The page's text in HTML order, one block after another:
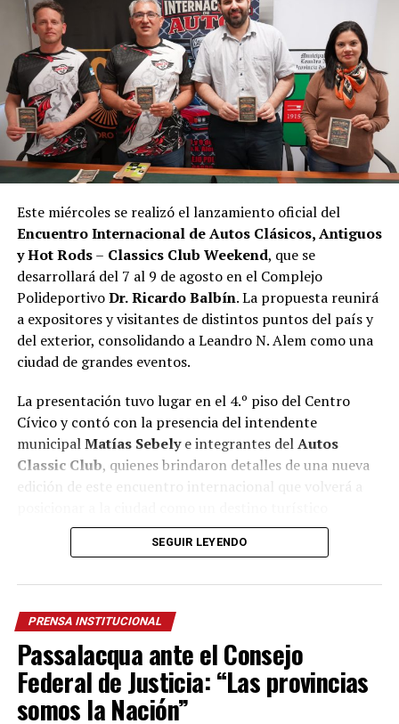
Este miércoles se realizó el lanzamiento oficial del
Encuentro Internacional de Autos Clásicos, Antiguos
y Hot Rods– Classics Club Weekend, que se
desarrollará del 7 al 9 de agosto en el Complejo
PolideportivoDr.Ricardo Balbín. La propuesta reunirá
a expositores y visitantes de distintos puntos del país y
del exterior, consolidando a Leandro N. Alem como una
ciudad de grandes eventos.
La presentación tuvo lugar en el 4.º piso del Centro
Cívico y contó con la presencia del intendente
municipalMatías Sebelye integrantes delAutos
Classic Club, quienes brindaron detalles de una nueva
edición de este encuentro internacional que volverá a
durante el fin de semana.
municipiocontinúa apostando a una agenda
permanente de eventos que generan un impacto directo
en la economía local.
“Cada evento que llega a Alem moviliza nuestra
economía. Los visitantes ocupan alojamientos,
consumen en restaurantes, compran en los comercios y
SEGUIR LEYENDO
PRENSA INSTITUCIONAL
Passalacqua ante el Consejo
Federal de Justicia: “Las provincias
somos la Nación”